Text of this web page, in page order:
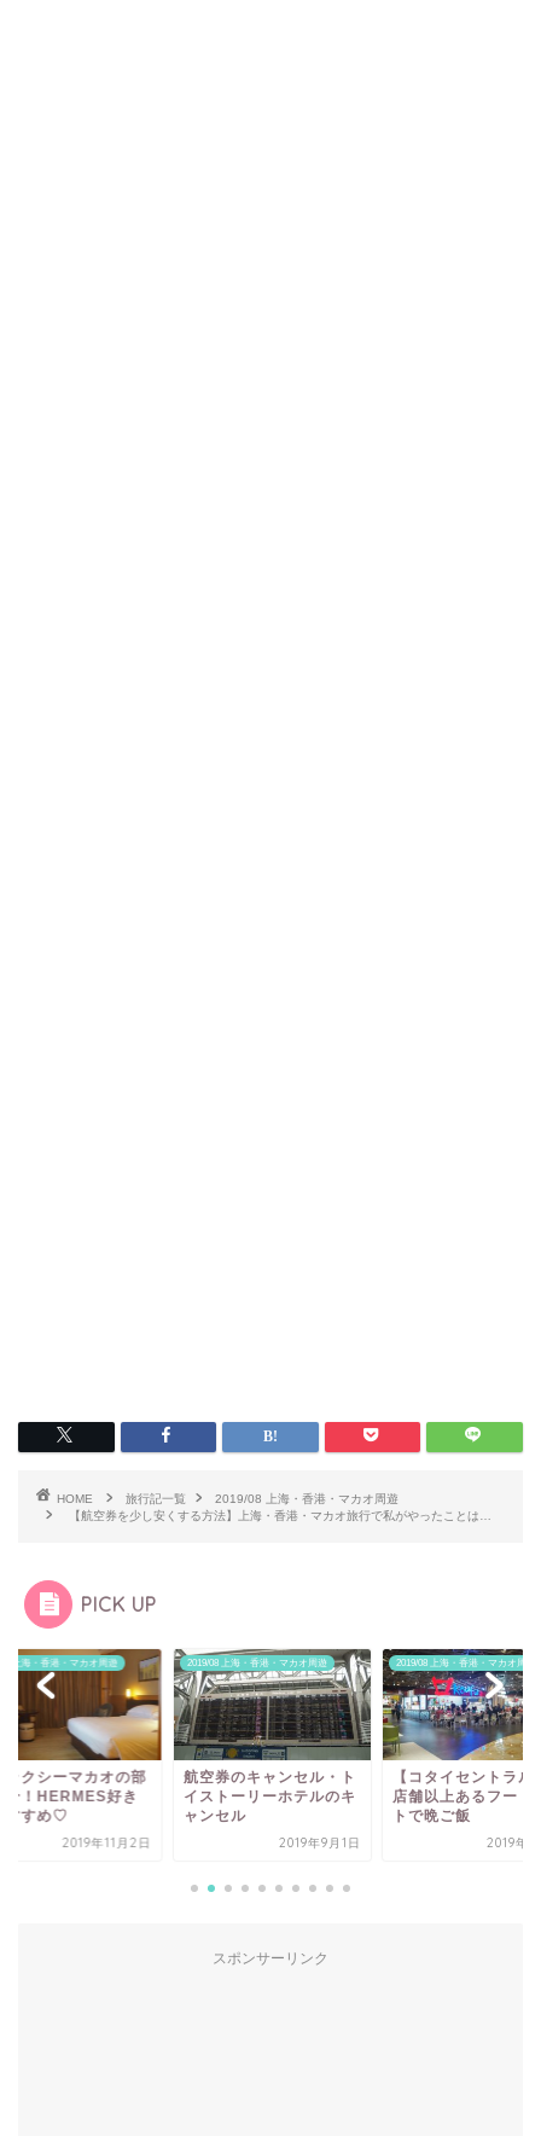
HOME 旅行記一覧
2019/08 上海・香港・マカオ周遊
【航空券を少し安くする方法】上海・香港・マカオ旅行で私がやったことは…
PICK UP
上海・香港・マカオ周遊
ラクシーマカオの部
介！HERMES好き
すすめ♡
2019年11月2日
2019/08 上海・香港・マカオ周遊
航空券のキャンセル・ト
イストーリーホテルのキ
ャンセル
2019年9月1日
2019/08 上海・香港・マカオ周遊
【コタイセントラル
店舗以上あるフード
トで晩ご飯
2019年9
スポンサーリンク